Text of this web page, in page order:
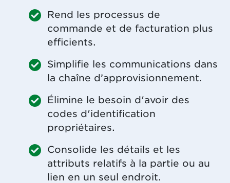
Rend les processus de
commande et de facturation plus
efficients.
Simplifie les communications dans
la chaîne d’approvisionnement.
Élimine le besoin d'avoir des
codes d'identification
propriétaires.
Consolide les détails et les
attributs relatifs à la partie ou au
lien en un seul endroit.